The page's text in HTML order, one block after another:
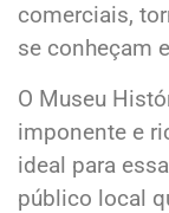
comerciais,
se conheçam
O Museu
imponente e
ideal para
público local